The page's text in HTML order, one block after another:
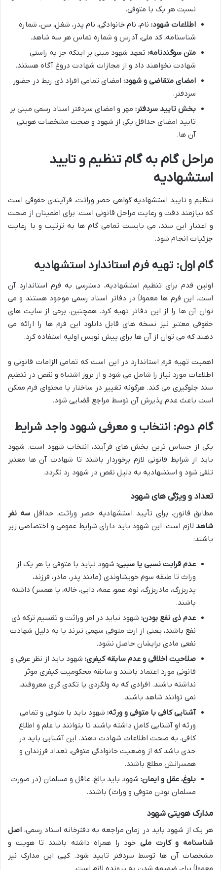
نسبت هر یک با متوفی.
اطلاعات شهود: نام، نام خانوادگی، نام پدر، شغل، سن، شماره
شناسنامه، کد ملی، آدرس و شماره تماس هر سه شاهد.
متن سوگندنامه: تعهد شهود مبنی بر اینکه جز به راستی
شهادت نخواهند داد و از مجازات شهادت دروغ آگاه هستند.
امضای متقاضی و شهود: امضای تمامی افراد ذی ربط در حضور
سردفتر.
بخش تایید سردفتر: مهر و امضای سردفتر اسناد رسمی مبنی بر
تایید امضای حداقل یکی از شهود و صحت مشخصات هویتی
آن ها.
مراحل گام به گام تنظیم و تایید
استشهادیه
تنظیم و تایید استشهادیه گواهی حصر وراثت، فرآیندی حقوقی است
که نیازمند دقت و رعایت مراحل قانونی است. برای اطمینان از صحت
و اعتبار این سند، می بایست تمامی گام ها به ترتیب و با رعایت
جزئیات انجام شود.
گام اول: تهیه فرم استاندارد استشهادیه
اولین قدم برای تنظیم استشهادیه، دسترسی به فرم استاندارد آن
است. این فرم ها معمولاً در دفاتر اسناد رسمی موجود هستند و می
توان آن ها را از این دفاتر تهیه کرد. همچنین، برخی از سایت های
حقوقی معتبر نیز نسخه های قابل دانلود این فرم ها را ارائه می
دهند که می توان از آن ها برای پیش نویس اولیه استفاده کرد.
اهمیت تهیه فرم استاندارد در این است که تمامی الزامات قانونی و
اطلاعات مورد نیاز را شامل می شود و از بروز اشتباه و نقص در تنظیم
سند جلوگیری می کند. هرگونه تغییر در ساختار یا محتوای فرم ممکن
است باعث عدم پذیرش آن توسط مراجع قضایی شود.
گام دوم: انتخاب و معرفی شهود واجد شرایط
یکی از حساس ترین بخش های فرآیند، انتخاب شهود است. شهود
باید از شرایط قانونی لازم برخوردار باشند تا شهادت آن ها معتبر
تلقی شود و استشهادیه به دلیل نقص در شهود رد نگردد.
تعداد و ویژگی های شهود
مطابق قانون، برای تأیید استشهادیه حصر وراثت، حداقل سه نفر
شاهد لازم است. این شهود باید دارای شرایط عمومی و اختصاصی زیر
باشند:
عدم قرابت نسبی یا سببی: شهود نباید با متوفی یا هر یک از
وراث تا طبقه سوم خویشاوندی (مانند پدر، مادر، فرزند،
پدربزرگ، مادربزرگ، نوه، عمو، عمه، دایی، خاله، یا همسر) داشته
باشند.
عدم ذی نفع بودن: شهود نباید در امر وراثت و تقسیم ترکه ذی
نفع باشند، یعنی از ارث متوفی سهمی نبرند یا به دلیل شهادت
نفعی مادی برایشان حاصل نشود.
صلاحیت اخلاقی و عدم سابقه کیفری: شهود باید از نظر عرفی و
قانونی مورد اعتماد باشند و سابقه محکومیت کیفری موثر
نداشته باشند. افرادی که به ولگردی یا تکدی گری معروفند،
نمی توانند شاهد باشند.
آشنایی کافی با متوفی و ورثه: شهود باید با متوفی و تمامی
ورثه او آشنایی کامل داشته باشند تا بتوانند با علم و اطلاع
کافی، به صحت اطلاعات شهادت دهند. این آشنایی باید در
حدی باشد که از وضعیت خانوادگی متوفی، تعداد فرزندان و
همسرانش مطلع باشند.
بلوغ، عقل و ایمان: شهود باید بالغ، عاقل و مسلمان (در صورت
مسلمان بودن متوفی و وراث) باشند.
مدارک هویتی شهود
هر یک از شهود باید در زمان مراجعه به دفترخانه اسناد رسمی، اصل
شناسنامه و کارت ملیخود را همراه داشته باشند تا هویت و
مشخصات آن ها توسط سردفتر تایید شود. کپی این مدارک نیز